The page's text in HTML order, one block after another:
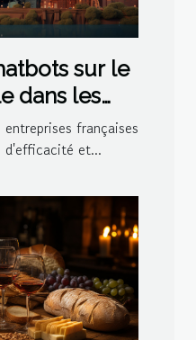
sur le
dans les
françaises
d'efficacité et...